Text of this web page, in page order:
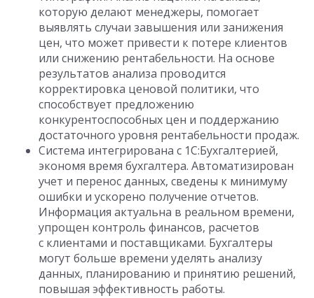
которую делают менеджеры, помогает
выявлять случаи завышения или занижения
цен, что может привести к потере клиентов
или снижению рентабельности. На основе
результатов анализа проводится
корректировка ценовой политики, что
способствует предложению
конкурентоспособных цен и поддержанию
достаточного уровня рентабельности продаж.
Система интегрирована с 1С:Бухгалтерией,
экономя время бухгалтера. Автоматизирован
учет и перенос данных, сведены к минимуму
ошибки и ускорено получение отчетов.
Информация актуальна в реальном времени,
упрощен контроль финансов, расчетов
с клиентами и поставщиками. Бухгалтеры
могут больше времени уделять анализу
данных, планированию и принятию решений,
повышая эффективность работы.